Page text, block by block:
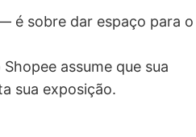
é sobre dar espaço para o
assume que sua
sua exposição.